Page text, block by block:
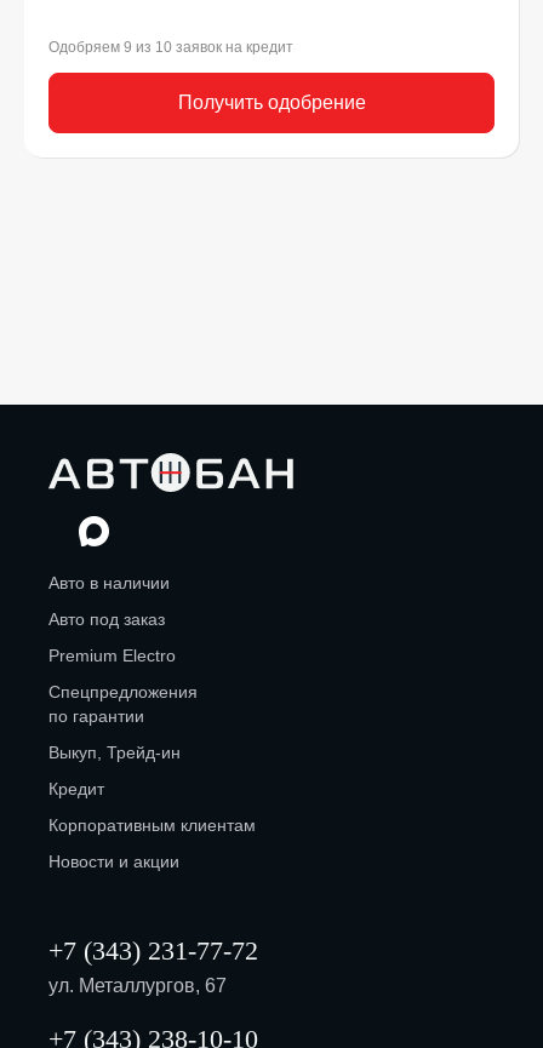
Одобряем 9 из 10 заявок на кредит
Получить одобрение
Авто в наличии
Авто под заказ
Premium Electro
Спецпредложения
по гарантии
Выкуп, Трейд-ин
Кредит
Корпоративным клиентам
Новости и акции
+7 (343) 231-77-72
ул. Металлургов, 67
+7 (343) 238-10-10